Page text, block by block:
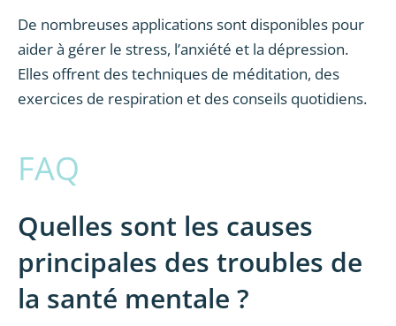
De nombreuses applications sont disponibles pour
aider à gérer le stress, l’anxiété et la dépression.
Elles offrent des techniques de méditation, des
exercices de respiration et des conseils quotidiens.
FAQ
Quelles sont les causes
principales des troubles de
la santé mentale ?